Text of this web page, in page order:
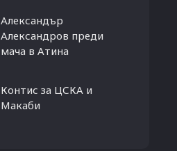
Александър
Александров преди
мача в Атина
Контис за ЦСКА и
Макаби